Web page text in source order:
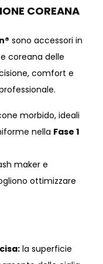
COREANA
sono accessori in
coreana delle
comfort e
morbido, ideali
nella Fase 1
maker e
ottimizzare
la superficie